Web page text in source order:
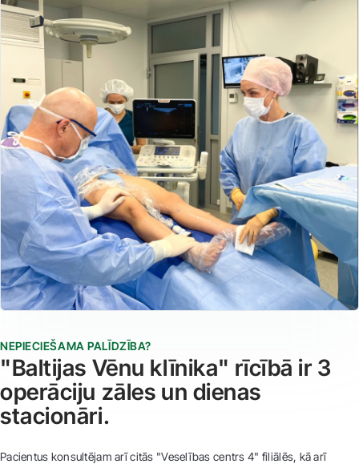
NEPIECIEŠAMA PALĪDZĪBA?
"Baltijas Vēnu klīnika" rīcībā ir 3
operāciju zāles un dienas
stacionāri.
Pacientus konsultējam arī citās "Veselības centrs 4" filiālēs, kā arī